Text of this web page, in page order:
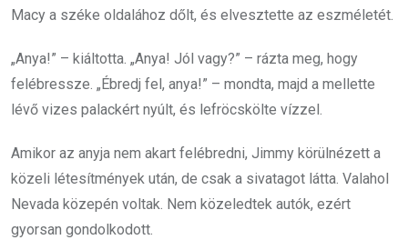
Macy a széke oldalához dőlt, és elvesztette az eszméletét.
„Anya!” – kiáltotta. „Anya! Jól vagy?” – rázta meg, hogy
felébressze. „Ébredj fel, anya!” – mondta, majd a mellette
lévő vizes palackért nyúlt, és lefröcskölte vízzel.
Amikor az anyja nem akart felébredni, Jimmy körülnézett a
közeli létesítmények után, de csak a sivatagot látta. Valahol
Nevada közepén voltak. Nem közeledtek autók, ezért
gyorsan gondolkodott.